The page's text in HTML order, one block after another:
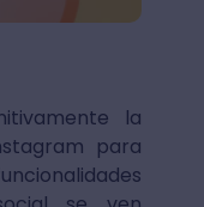
la
para